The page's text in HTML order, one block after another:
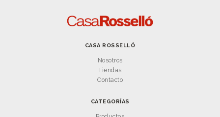
CASA ROSSELLÓ
Nosotros
Tiendas
Contacto
CATEGORÍAS